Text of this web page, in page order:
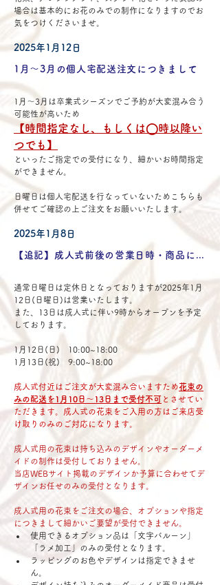
場合は基本的にお花のみでの制作になりますのでお
気をつけくださいませ。
2025年1月12日
1月〜3月の個人宅配送注文につきまして
1月〜3月は卒業式シーズンでご予約が大変混み合う
可能性が高いため
【時間指定なし、もしくは◯時以降い
つでも】
といったご指定での受付になり、細かいお時間指定
ができません。
日曜日は個人宅配送を行なっていないためこちらも
併せてご確認の上ご注文をお願いいたします。
2025年1月8日
【追記】成人式前後の営業日時・商品について
通常日曜日は定休日となっておりますが2025年1月
12日(日曜日)は営業いたします。
また、13日は成人式に伴い9時からオープンを予定
しております。
1月12日(日)　10:00~18:00
1月13日(祝)　9:00~18:00
成人式付近はご注文が大変混み合いますため花束の
みの配送を1月10日〜13日まで受付不可 とさせてい
ただきます。成人式の花束をご入用の方はご来店受
け取りのみのご対応になります。
成人式用の花束は持ち込みのデザインやオーダーメ
イドの制作は受付しておりません。
当店WEBサイト掲載のデザインか予算に合わせてデ
ザインお任せのみの受付となります。
成人式用の花束をご注文の場合、オプションや指定
につきまして細かいご要望が受付できません。
使用できるオプション品は「文字バルーン」
「ラメ加工」のみの受付となります。
ラッピングのお色やデザインは指定できませ
ん。